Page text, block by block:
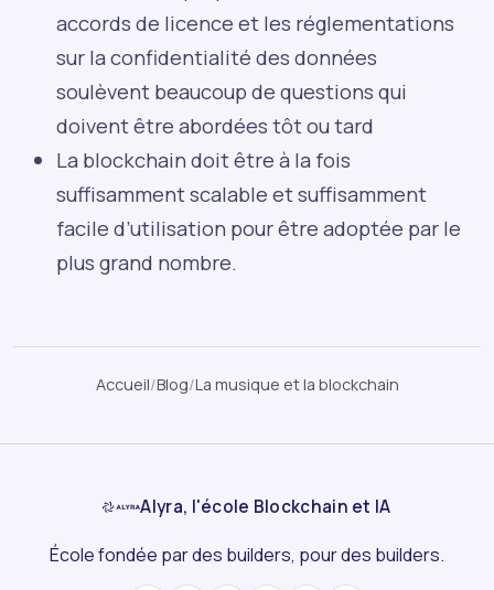
accords de licence et les réglementations
sur la confidentialité des données
soulèvent beaucoup de questions qui
doivent être abordées tôt ou tard
La blockchain doit être à la fois
suffisamment scalable et suffisamment
facile d’utilisation pour être adoptée par le
plus grand nombre.
Accueil/Blog/La musique et la blockchain
Alyra, l'école Blockchain et IA
École fondée par des builders, pour des builders.